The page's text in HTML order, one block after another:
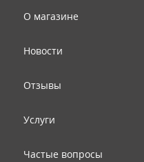
О магазине
Новости
Отзывы
Услуги
Частые вопросы